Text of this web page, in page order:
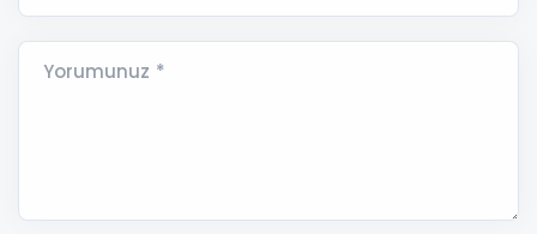
Yorumunuz *